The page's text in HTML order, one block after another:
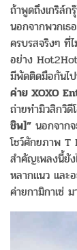
ถ้าพูดถึงเกริล์ก
นอกจากพวกเธ
ครบรสจริงๆ ที่
อย่าง
มีพัดติดมือกันไ
ค่าย XOXO
ถ่ายทำมิวสิกวิดี
ชิพ]” นอกจาก
โชว์ศักยภาพ T
สำคัญเพลงนี้ยั
หลากแนว และ
ค่ายกามิกาเซ่